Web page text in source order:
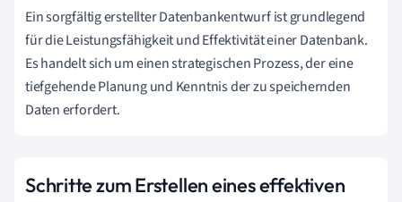
Ein sorgfältig erstellter Datenbankentwurf ist grundlegend
für die Leistungsfähigkeit und Effektivität einer Datenbank.
Es handelt sich um einen strategischen Prozess, der eine
tiefgehende Planung und Kenntnis der zu speichernden
Daten erfordert.
Schritte zum Erstellen eines effektiven